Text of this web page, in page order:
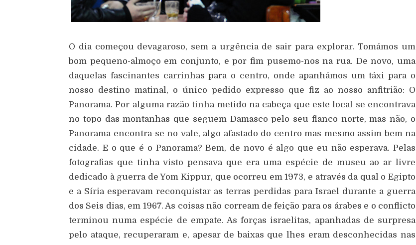
O dia começou devagaroso, sem a urgência de sair para explorar. Tomámos um
bom pequeno-almoço em conjunto, e por fim pusemo-nos na rua. De novo, uma
daquelas fascinantes carrinhas para o centro, onde apanhámos um táxi para o
nosso destino matinal, o único pedido expresso que fiz ao nosso anfitrião: O
Panorama. Por alguma razão tinha metido na cabeça que este local se encontrava
no topo das montanhas que seguem Damasco pelo seu flanco norte, mas não, o
Panorama encontra-se no vale, algo afastado do centro mas mesmo assim bem na
cidade. E o que é o Panorama? Bem, de novo é algo que eu não esperava. Pelas
fotografias que tinha visto pensava que era uma espécie de museu ao ar livre
dedicado à guerra de Yom Kippur, que ocorreu em 1973, e através da qual o Egipto
e a Síria esperavam reconquistar as terras perdidas para Israel durante a guerra
dos Seis dias, em 1967. As coisas não corream de feição para os árabes e o conflicto
terminou numa espécie de empate. As forças israelitas, apanhadas de surpresa
pelo ataque, recuperaram e, apesar de baixas que lhes eram desconhecidas nas